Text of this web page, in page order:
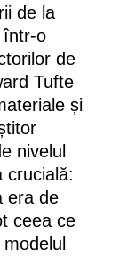
de la
într-o
de
Tufte
și
nivelul
crucială:
era de
ceea ce